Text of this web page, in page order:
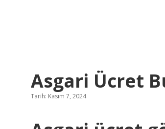
Asgari Ücret
Tarih: Kasım 7, 2024